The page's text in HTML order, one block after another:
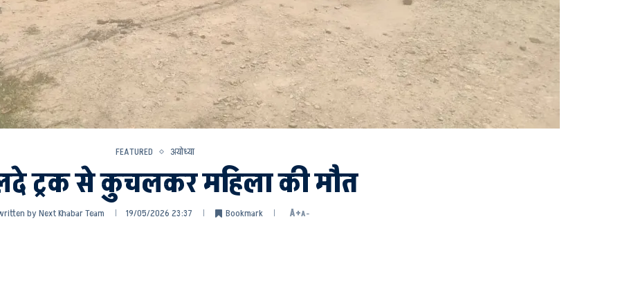
FEATURED अयोध्या
ट्रक से कुचलकर महिला की मौत
byNext Khabar Team 19/05/2026 23:37 Bookmark A+A-